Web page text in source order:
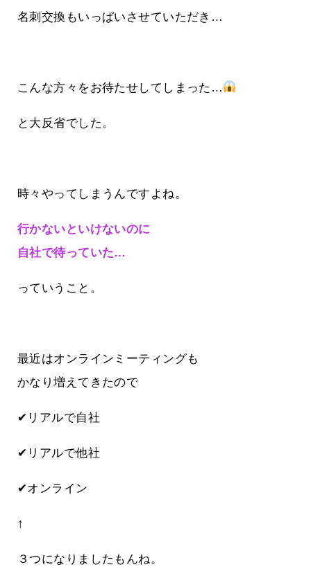
名刺交換もいっぱいさせていただき…
こんな方々をお待たせしてしまった…
と大反省でした。
時々やってしまうんですよね。
行かないといけないのに
自社で待っていた…
っていうこと。
最近はオンラインミーティングも
かなり増えてきたので
✔リアルで自社
✔リアルで他社
✔オンライン
↑
３つになりましたもんね。